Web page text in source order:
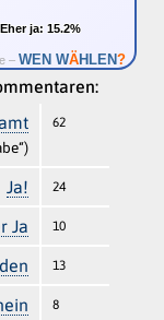
Eher ja: 15.2%
Eher ja: 15.2%
– WEN WÄHLEN?
62
Ja! 24
Ja 10
13
8